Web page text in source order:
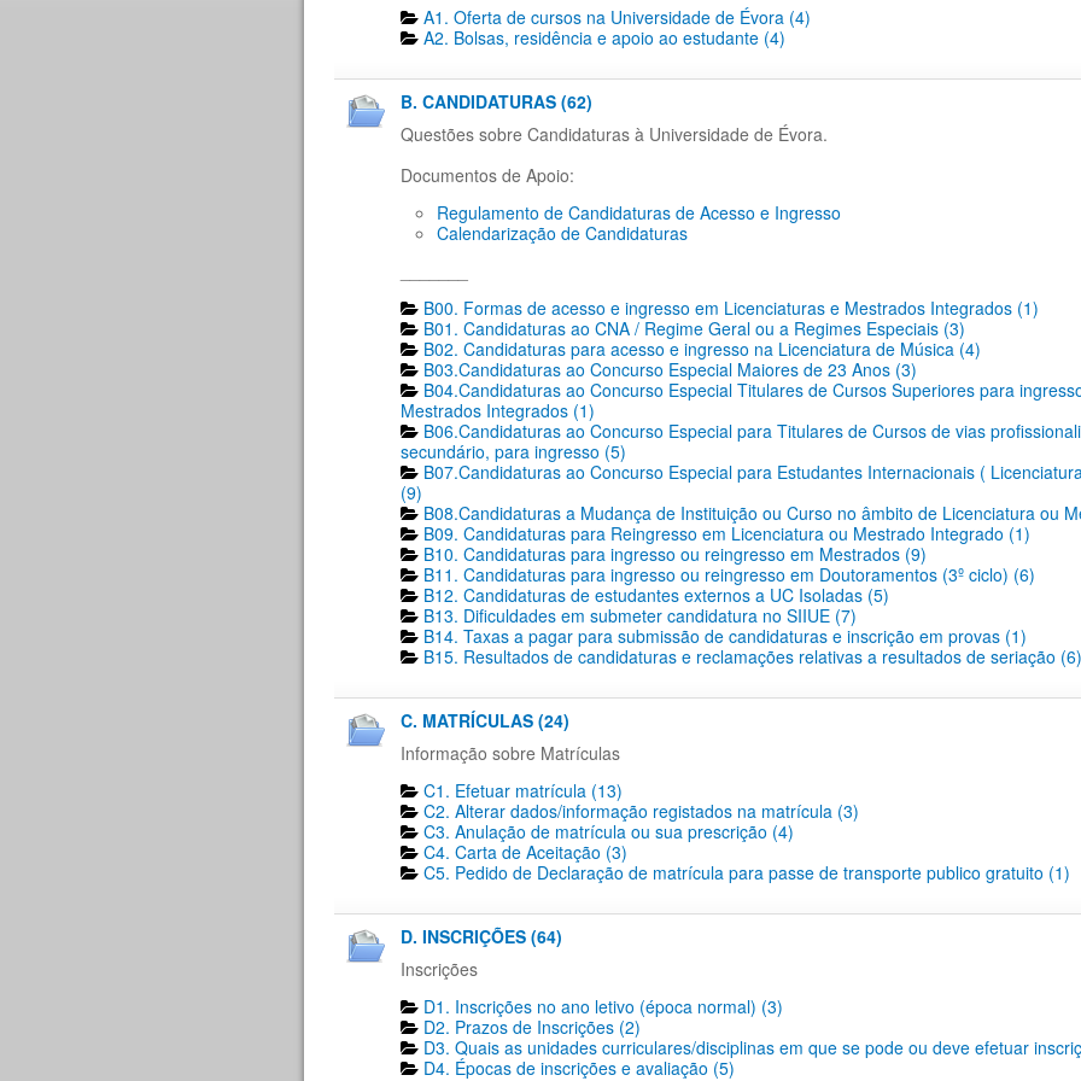
A1. Oferta de cursos na Universidade de Évora (4)
A2. Bolsas, residência e apoio ao estudante (4)
B. CANDIDATURAS (62)
Questões sobre Candidaturas à Universidade de Évora.
Documentos de Apoio:
Regulamento de Candidaturas de Acesso e Ingresso
Calendarização de Candidaturas
B00. Formas de acesso e ingresso em Licenciaturas e Mestrados Integrados (1)
B01. Candidaturas ao CNA / Regime Geral ou a Regimes Especiais (3)
B02. Candidaturas para acesso e ingresso na Licenciatura de Música (4)
B03.Candidaturas ao Concurso Especial Maiores de 23 Anos (3)
B04.Candidaturas ao Concurso Especial Titulares de Cursos Superiores para
Mestrados Integrados (1)
B06.Candidaturas ao Concurso Especial para Titulares de Cursos de vias
secundário, para ingresso (5)
B07.Candidaturas ao Concurso Especial para Estudantes Internacionais (
(9)
B08.Candidaturas a Mudança de Instituição ou Curso no âmbito de Licenciatura ou
B09. Candidaturas para Reingresso em Licenciatura ou Mestrado Integrado (1)
B10. Candidaturas para ingresso ou reingresso em Mestrados (9)
B11. Candidaturas para ingresso ou reingresso em Doutoramentos (3º ciclo) (6)
B12. Candidaturas de estudantes externos a UC Isoladas (5)
B13. Dificuldades em submeter candidatura no SIIUE (7)
B14. Taxas a pagar para submissão de candidaturas e inscrição em provas (1)
B15. Resultados de candidaturas e reclamações relativas a resultados de seriação (6)
C. MATRÍCULAS (24)
Informação sobre Matrículas
C1. Efetuar matrícula (13)
C2. Alterar dados/informação registados na matrícula (3)
C3. Anulação de matrícula ou sua prescrição (4)
C4. Carta de Aceitação (3)
C5. Pedido de Declaração de matrícula para passe de transporte publico gratuito (1)
D. INSCRIÇÕES (64)
Inscrições
D1. Inscrições no ano letivo (época normal) (3)
D2. Prazos de Inscrições (2)
D3. Quais as unidades curriculares/disciplinas em que se pode ou deve efetuar
D4. Épocas de inscrições e avaliação (5)